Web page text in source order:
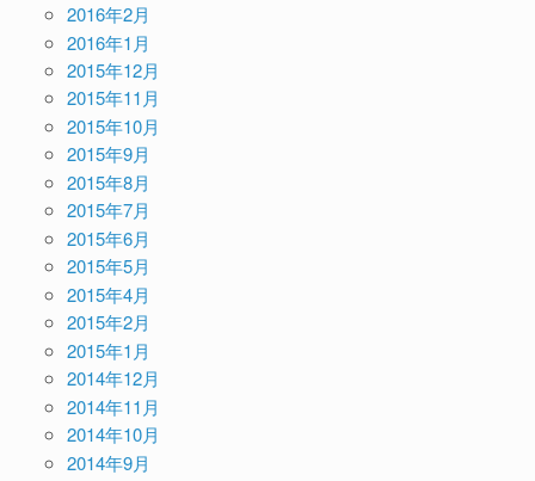
2016年2月
2016年1月
2015年12月
2015年11月
2015年10月
2015年9月
2015年8月
2015年7月
2015年6月
2015年5月
2015年4月
2015年2月
2015年1月
2014年12月
2014年11月
2014年10月
2014年9月